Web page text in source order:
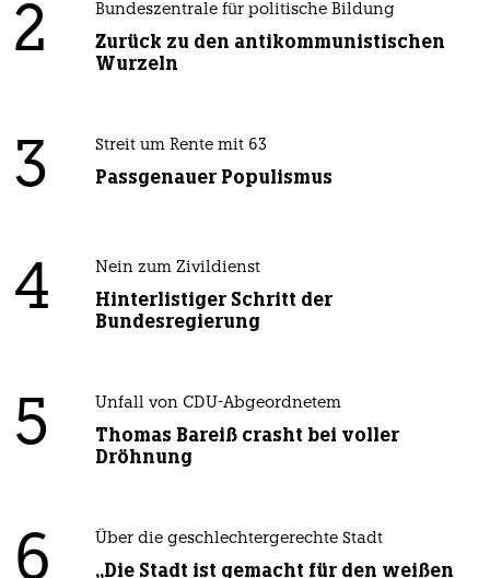
2 Bundeszentrale für politische Bildung
Zurück zu den antikommunistischen
Wurzeln
3 Streit um Rente mit 63
Passgenauer Populismus
4 Nein zum Zivildienst
Hinterlistiger Schritt der
Bundesregierung
5 Unfall von CDU-Abgeordnetem
Thomas Bareiß crasht bei voller
Dröhnung
6 Über die geschlechtergerechte Stadt
„Die Stadt ist gemacht für den weißen